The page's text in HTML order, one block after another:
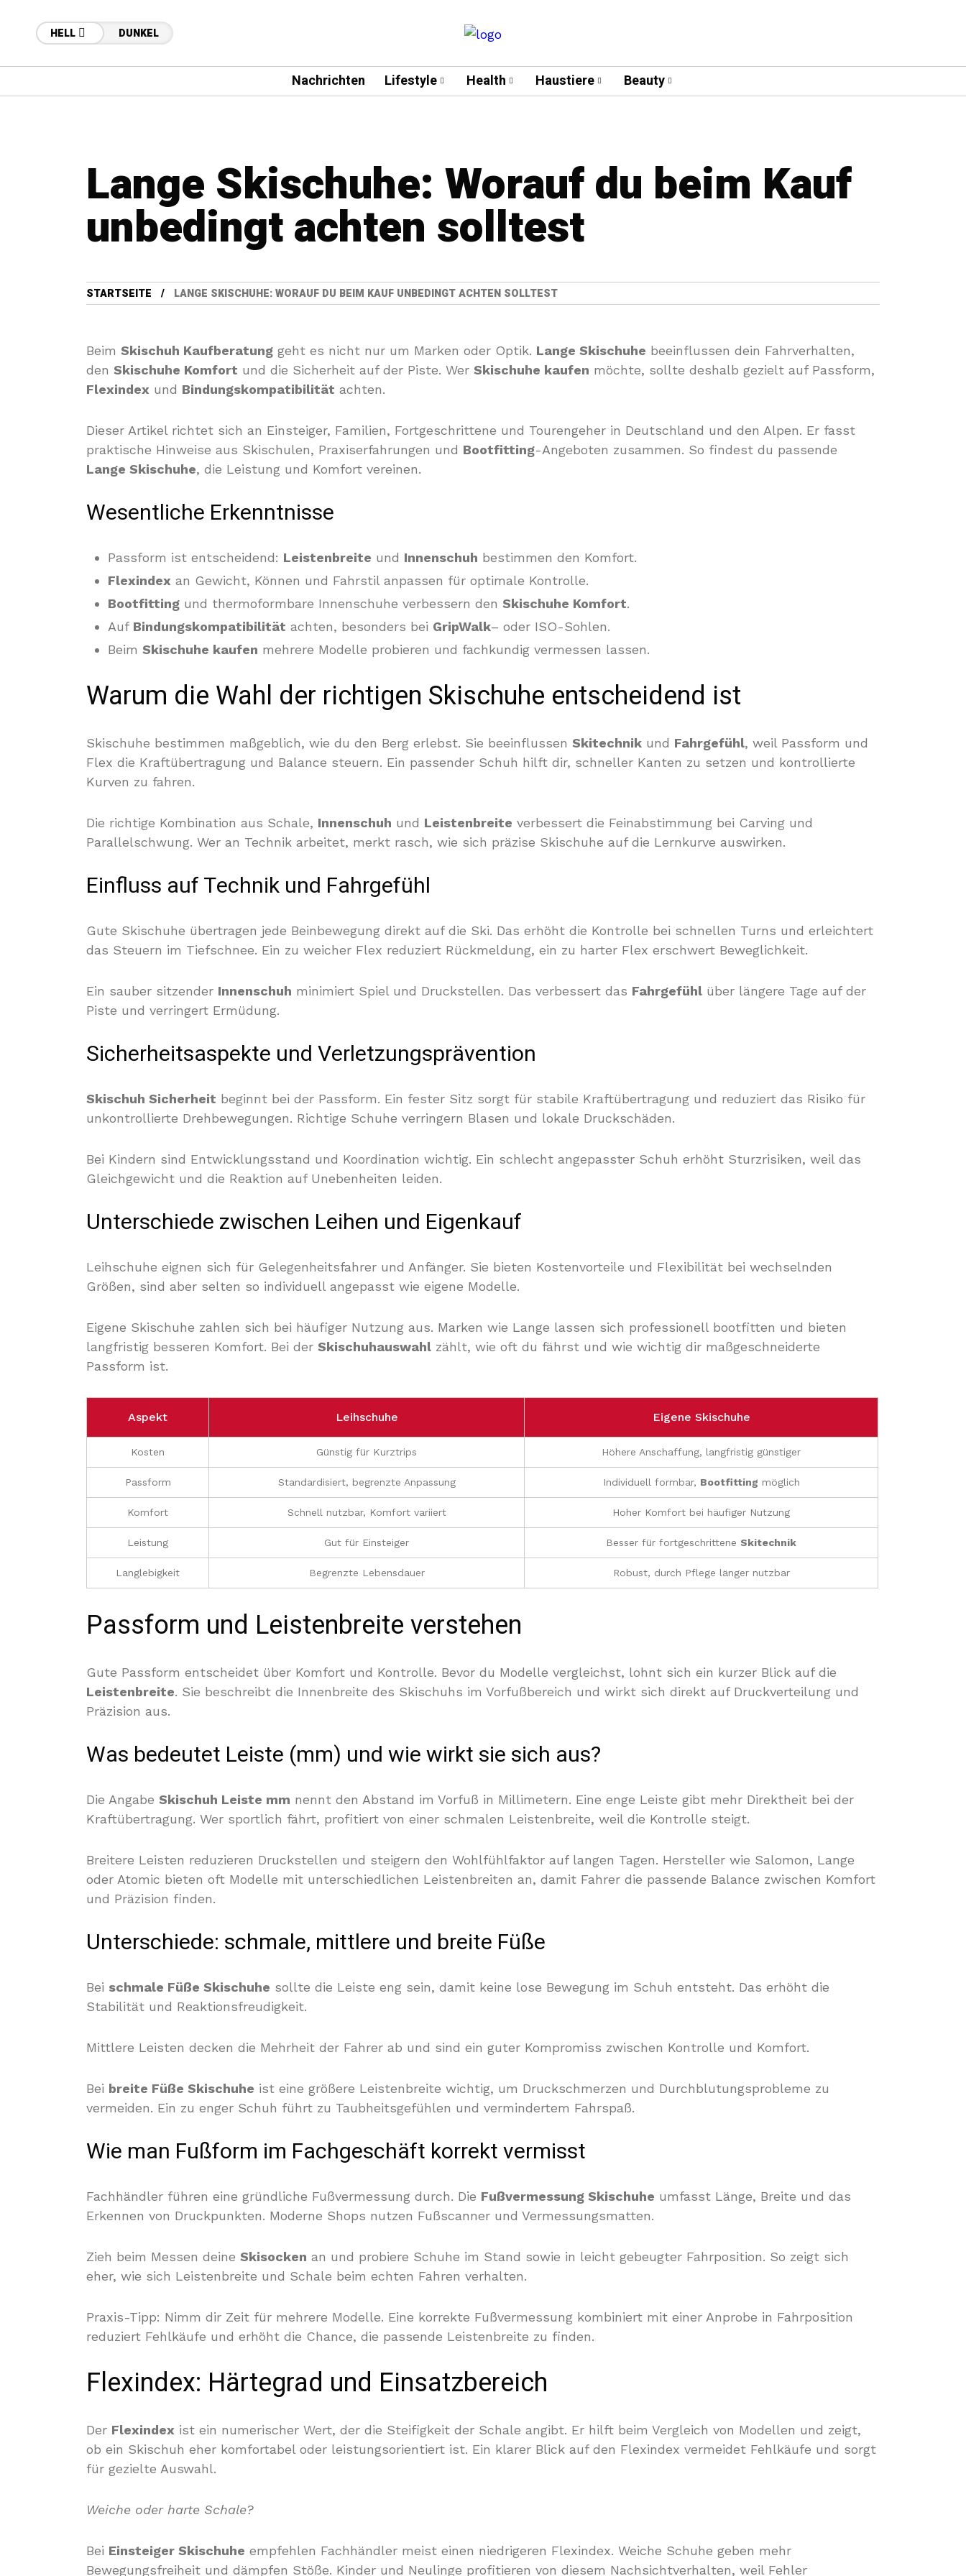
HELL DUNKEL
Nachrichten Lifestyle Health Haustiere Beauty
Lange Skischuhe: Worauf du beim Kauf
unbedingt achten solltest
STARTSEITE LANGE SKISCHUHE: WORAUF DU BEIM KAUF UNBEDINGT ACHTEN SOLLTEST
Beim Skischuh Kaufberatung geht es nicht nur um Marken oder Optik. Lange Skischuhe beeinflussen dein Fahrverhalten,
den Skischuhe Komfort und die Sicherheit auf der Piste. Wer Skischuhe kaufen möchte, sollte deshalb gezielt auf Passform,
Flexindex und Bindungskompatibilität achten.
Dieser Artikel richtet sich an Einsteiger, Familien, Fortgeschrittene und Tourengeher in Deutschland und den Alpen. Er fasst
praktische Hinweise aus Skischulen, Praxiserfahrungen und Bootfitting-Angeboten zusammen. So findest du passende
Lange Skischuhe, die Leistung und Komfort vereinen.
Wesentliche Erkenntnisse
Passform ist entscheidend: Leistenbreite und Innenschuh bestimmen den Komfort.
Flexindex an Gewicht, Können und Fahrstil anpassen für optimale Kontrolle.
Bootfitting und thermoformbare Innenschuhe verbessern den Skischuhe Komfort.
Auf Bindungskompatibilität achten, besonders bei GripWalk– oder ISO-Sohlen.
Beim Skischuhe kaufen mehrere Modelle probieren und fachkundig vermessen lassen.
Warum die Wahl der richtigen Skischuhe entscheidend ist
Skischuhe bestimmen maßgeblich, wie du den Berg erlebst. Sie beeinflussen Skitechnik und Fahrgefühl, weil Passform und
Flex die Kraftübertragung und Balance steuern. Ein passender Schuh hilft dir, schneller Kanten zu setzen und kontrollierte
Kurven zu fahren.
Die richtige Kombination aus Schale, Innenschuh und Leistenbreite verbessert die Feinabstimmung bei Carving und
Parallelschwung. Wer an Technik arbeitet, merkt rasch, wie sich präzise Skischuhe auf die Lernkurve auswirken.
Einfluss auf Technik und Fahrgefühl
Gute Skischuhe übertragen jede Beinbewegung direkt auf die Ski. Das erhöht die Kontrolle bei schnellen Turns und erleichtert
das Steuern im Tiefschnee. Ein zu weicher Flex reduziert Rückmeldung, ein zu harter Flex erschwert Beweglichkeit.
Ein sauber sitzender Innenschuh minimiert Spiel und Druckstellen. Das verbessert das Fahrgefühl über längere Tage auf der
Piste und verringert Ermüdung.
Sicherheitsaspekte und Verletzungsprävention
Skischuh Sicherheit beginnt bei der Passform. Ein fester Sitz sorgt für stabile Kraftübertragung und reduziert das Risiko für
unkontrollierte Drehbewegungen. Richtige Schuhe verringern Blasen und lokale Druckschäden.
Bei Kindern sind Entwicklungsstand und Koordination wichtig. Ein schlecht angepasster Schuh erhöht Sturzrisiken, weil das
Gleichgewicht und die Reaktion auf Unebenheiten leiden.
Unterschiede zwischen Leihen und Eigenkauf
Leihschuhe eignen sich für Gelegenheitsfahrer und Anfänger. Sie bieten Kostenvorteile und Flexibilität bei wechselnden
Größen, sind aber selten so individuell angepasst wie eigene Modelle.
Eigene Skischuhe zahlen sich bei häufiger Nutzung aus. Marken wie Lange lassen sich professionell bootfitten und bieten
langfristig besseren Komfort. Bei der Skischuhauswahl zählt, wie oft du fährst und wie wichtig dir maßgeschneiderte
Passform ist.
Aspekt Leihschuhe Eigene Skischuhe
Kosten Günstig für Kurztrips Höhere Anschaffung, langfristig günstiger
Passform Standardisiert, begrenzte Anpassung Individuell formbar, Bootfitting möglich
Komfort Schnell nutzbar, Komfort variiert Hoher Komfort bei häufiger Nutzung
Leistung Gut für Einsteiger Besser für fortgeschrittene Skitechnik
Langlebigkeit Begrenzte Lebensdauer Robust, durch Pflege länger nutzbar
Passform und Leistenbreite verstehen
Gute Passform entscheidet über Komfort und Kontrolle. Bevor du Modelle vergleichst, lohnt sich ein kurzer Blick auf die
Leistenbreite. Sie beschreibt die Innenbreite des Skischuhs im Vorfußbereich und wirkt sich direkt auf Druckverteilung und
Präzision aus.
Was bedeutet Leiste (mm) und wie wirkt sie sich aus?
Die Angabe Skischuh Leiste mm nennt den Abstand im Vorfuß in Millimetern. Eine enge Leiste gibt mehr Direktheit bei der
Kraftübertragung. Wer sportlich fährt, profitiert von einer schmalen Leistenbreite, weil die Kontrolle steigt.
Breitere Leisten reduzieren Druckstellen und steigern den Wohlfühlfaktor auf langen Tagen. Hersteller wie Salomon, Lange
oder Atomic bieten oft Modelle mit unterschiedlichen Leistenbreiten an, damit Fahrer die passende Balance zwischen Komfort
und Präzision finden.
Unterschiede: schmale, mittlere und breite Füße
Bei schmale Füße Skischuhe sollte die Leiste eng sein, damit keine lose Bewegung im Schuh entsteht. Das erhöht die
Stabilität und Reaktionsfreudigkeit.
Mittlere Leisten decken die Mehrheit der Fahrer ab und sind ein guter Kompromiss zwischen Kontrolle und Komfort.
Bei breite Füße Skischuhe ist eine größere Leistenbreite wichtig, um Druckschmerzen und Durchblutungsprobleme zu
vermeiden. Ein zu enger Schuh führt zu Taubheitsgefühlen und vermindertem Fahrspaß.
Wie man Fußform im Fachgeschäft korrekt vermisst
Fachhändler führen eine gründliche Fußvermessung durch. Die Fußvermessung Skischuhe umfasst Länge, Breite und das
Erkennen von Druckpunkten. Moderne Shops nutzen Fußscanner und Vermessungsmatten.
Zieh beim Messen deine Skisocken an und probiere Schuhe im Stand sowie in leicht gebeugter Fahrposition. So zeigt sich
eher, wie sich Leistenbreite und Schale beim echten Fahren verhalten.
Praxis-Tipp: Nimm dir Zeit für mehrere Modelle. Eine korrekte Fußvermessung kombiniert mit einer Anprobe in Fahrposition
reduziert Fehlkäufe und erhöht die Chance, die passende Leistenbreite zu finden.
Flexindex: Härtegrad und Einsatzbereich
Der Flexindex ist ein numerischer Wert, der die Steifigkeit der Schale angibt. Er hilft beim Vergleich von Modellen und zeigt,
ob ein Skischuh eher komfortabel oder leistungsorientiert ist. Ein klarer Blick auf den Flexindex vermeidet Fehlkäufe und sorgt
für gezielte Auswahl.
Weiche oder harte Schale?
Bei Einsteiger Skischuhe empfehlen Fachhändler meist einen niedrigeren Flexindex. Weiche Schuhe geben mehr
Bewegungsfreiheit und dämpfen Stöße. Kinder und Neulinge profitieren von diesem Nachsichtverhalten, weil Fehler